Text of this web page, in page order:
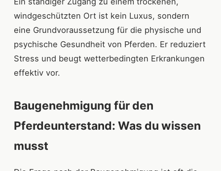
windgeschützten Ort ist kein Luxus, sondern
eine Grundvoraussetzung für die physische und
psychische Gesundheit von Pferden. Er reduziert
Stress und beugt wetterbedingten Erkrankungen
effektiv vor.
Baugenehmigung für den
Pferdeunterstand: Was du wissen
musst